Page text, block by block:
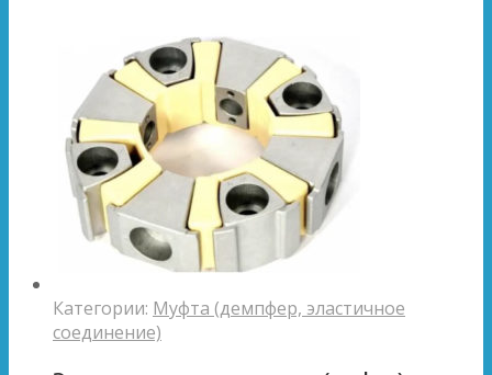
Категории: Муфта (демпфер, эластичное
соединение)